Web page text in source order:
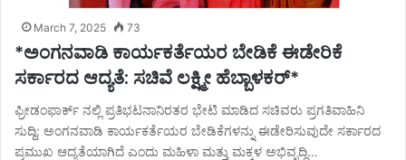
March 7, 2025 73
*ಅಂಗನವಾಡಿ ಕಾರ್ಯಕರ್ತೆಯರ ಬೇಡಿಕೆ ಈಡೇರಿಕೆ
ಸರ್ಕಾರದ ಆದ್ಯತೆ: ಸಚಿವೆ ಲಕ್ಷ್ಮೀ ಹೆಬ್ಬಾಳಕರ್*
ಫ್ರೀಡಂಫಾರ್ಕ್ ನಲ್ಲಿ ಪ್ರತಿಭಟನಾನಿರತರ ಭೇಟಿ ಮಾಡಿದ ಸಚಿವರು ಪ್ರಗತಿವಾಹಿನಿ
ಸುದ್ದಿ: ಅಂಗನವಾಡಿ ಕಾರ್ಯಕರ್ತೆಯರ ಬೇಡಿಕೆಗಳನ್ನು ಈಡೇರಿಸುವುದೇ ಸರ್ಕಾರದ
ಪ್ರಮುಖ ಆದ್ಯತೆಯಾಗಿದೆ ಎಂದು ಮಹಿಳಾ ಮತ್ತು ಮಕ್ಕಳ ಅಭಿವೃದ್ಧಿ…